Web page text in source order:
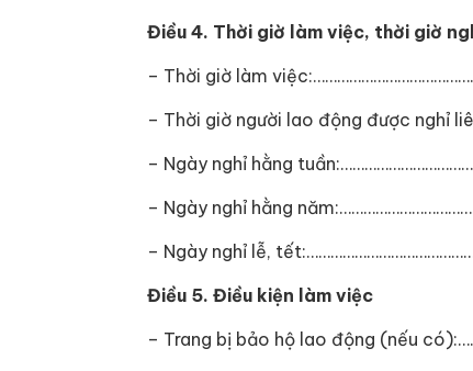
Điều 4. Thời giờ làm việc, thời giờ
– Thời giờ làm
– Thời giờ người lao động được nghỉ
– Ngày nghỉ hằng
– Ngày nghỉ hằng
– Ngày nghỉ lễ,
Điều 5. Điều kiện làm việc
– Trang bị bảo hộ lao động (nếu